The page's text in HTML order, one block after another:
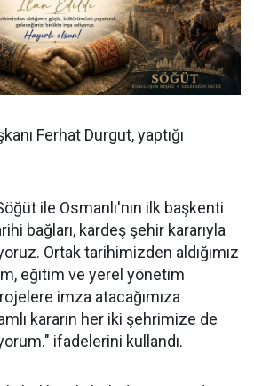
Ferhat Durgut, yaptığı
ile Osmanlı'nın ilk başkenti
bağları, kardeş şehir kararıyla
Ortak tarihimizden aldığımız
eğitim ve yerel yönetim
imza atacağımıza
kararın her iki şehrimize de
ifadelerini kullandı.